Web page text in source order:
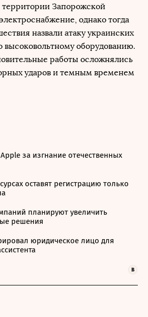
территории Запорожской
однако тогда
назвали атаку украинских
высоковольтному оборудованию.
работы осложнялись
ударов и темным временем
за изгнание отечественных
оставят регистрацию только
планируют увеличить
решения
юридическое лицо для